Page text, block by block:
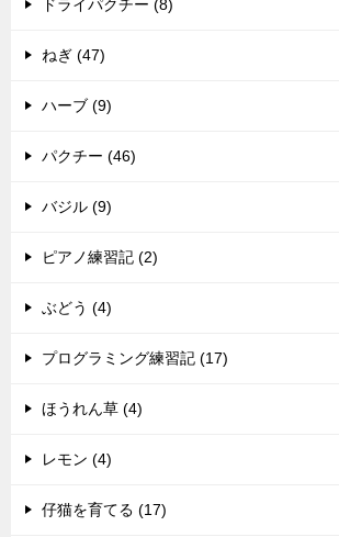
ドライパクチー (8)
ねぎ (47)
ハーブ (9)
パクチー (46)
バジル (9)
ピアノ練習記 (2)
ぶどう (4)
プログラミング練習記 (17)
ほうれん草 (4)
レモン (4)
仔猫を育てる (17)